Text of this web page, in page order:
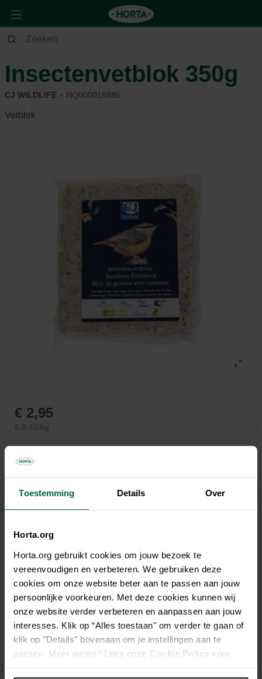
Toestemming Details Over
Horta.org
Horta.org gebruikt cookies om jouw bezoek te
vereenvoudigen en verbeteren. We gebruiken deze
cookies om onze website beter aan te passen aan jouw
persoonlijke voorkeuren. Met deze cookies kunnen wij
onze website verder verbeteren en aanpassen aan jouw
interesses. Klik op “Alles toestaan" om verder te gaan of
klik op "Details" bovenaan om je instellingen aan te
passen. Meer weten? Lees onze Cookie Policy voor
meer informatie.
Dier Tuinvogel
Insectenvetblok 350g
CJ WILDLIFE HQ000016885
Vetblok
€ 2,95
€ 8,43/kg
Beschrijving
Vetblok met insecten is een energierijke traktatie voor een
grote variëteit vogels. Door de optimale vethardheid kan dit
insectenvetblok het hele jaar door worden aangeboden en is
een goede opname gegarandeerd.
Geschikt voor gebruik in een vetblokhouder, vetblokhuis of
vanaf de grond.
Goedgekeurd door Natuurpunt